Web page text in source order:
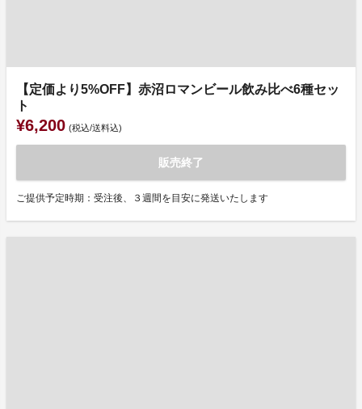
【定価より5%OFF】赤沼ロマンビール飲み比べ6種セッ
ト
¥6,200 (税込/送料込)
販売終了
ご提供予定時期：受注後、３週間を目安に発送いたします